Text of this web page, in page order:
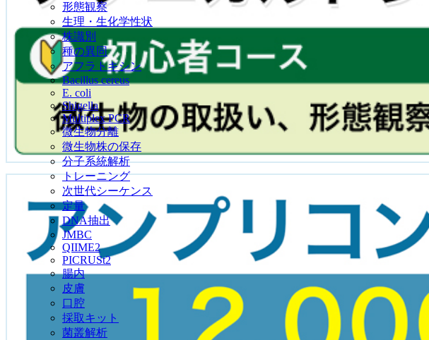
形態観察
生理・生化学性状
株識別
種の異同
アフラトキシン
Bacillus cereus
E. coli
Shigella
Multiplex PCR
微生物分離
微生物株の保存
分子系統解析
トレーニング
次世代シーケンス
定量
DNA抽出
JMBC
QIIME2
PICRUSt2
腸内
皮膚
口腔
採取キット
菌叢解析